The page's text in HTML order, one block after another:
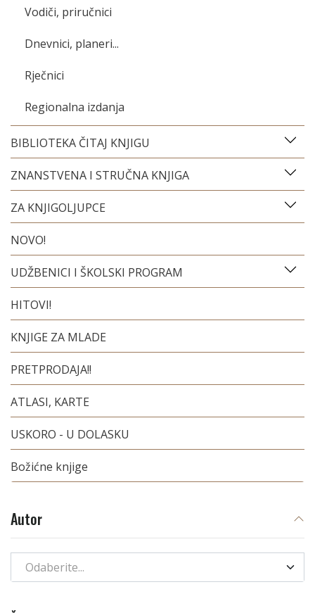
Vodiči, priručnici
Dnevnici, planeri...
Rječnici
Regionalna izdanja
BIBLIOTEKA ČITAJ KNJIGU
ZNANSTVENA I STRUČNA KNJIGA
ZA KNJIGOLJUPCE
NOVO!
UDŽBENICI I ŠKOLSKI PROGRAM
HITOVI!
KNJIGE ZA MLADE
PRETPRODAJA!!
ATLASI, KARTE
USKORO - U DOLASKU
Božićne knjige
Autor
Odaberite...